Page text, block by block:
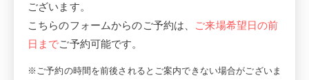
ございます。
こちらのフォームからのご予約は、
ご来場希望日の前
日までご予約可能です。
※ご予約の時間を前後されるとご案内できない場合がございま